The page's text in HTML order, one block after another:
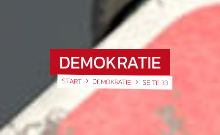
DEMOKRATIE
START DEMOKRATIE SEITE 33